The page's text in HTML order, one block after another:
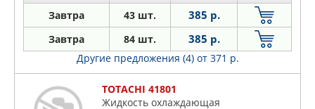
Завтра 43 шт. 385 р.
Завтра 84 шт. 385 р.
Другие предложения (4) от 371 р.
TOTACHI 41801
Жидкость охлаждающая